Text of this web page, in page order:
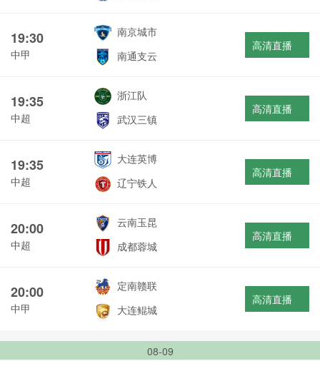
19:30
中甲
南京城市
南通支云
高清直播
19:35
中超
浙江队
武汉三镇
高清直播
19:35
中超
大连英博
辽宁铁人
高清直播
20:00
中超
云南玉昆
成都蓉城
高清直播
20:00
中甲
定南赣联
大连鲲城
高清直播
08-09